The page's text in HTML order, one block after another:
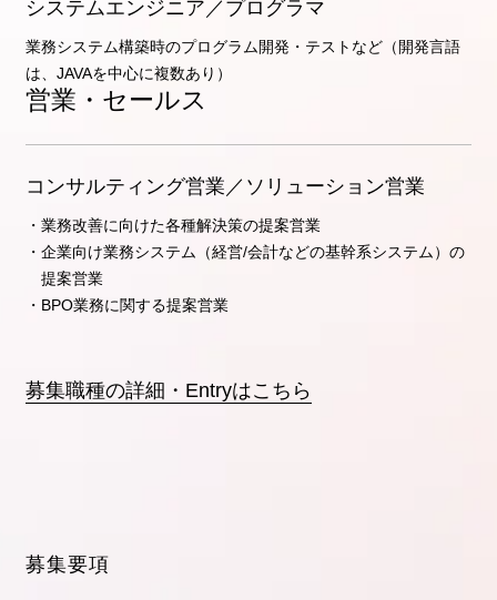
システムエンジニア／プログラマ
業務システム構築時のプログラム開発・テストなど（開発言語
は、JAVAを中心に複数あり）
営業・セールス
コンサルティング営業／ソリューション営業
・業務改善に向けた各種解決策の提案営業
・企業向け業務システム（経営/会計などの基幹系システム）の
提案営業
・BPO業務に関する提案営業
募集職種の詳細・Entryはこちら
募集要項